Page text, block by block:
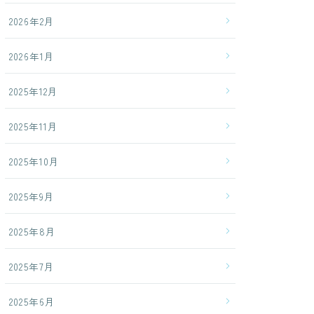
2026年2月
2026年1月
2025年12月
2025年11月
2025年10月
2025年9月
2025年8月
2025年7月
2025年6月